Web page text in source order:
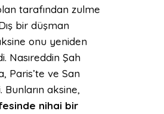
tarafından zulme
bir düşman
onu yeniden
Nasıreddin Şah
Paris’te ve San
aksine,
nihai bir